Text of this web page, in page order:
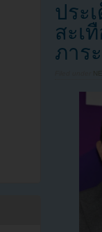
ประ
สะเ
ภาร